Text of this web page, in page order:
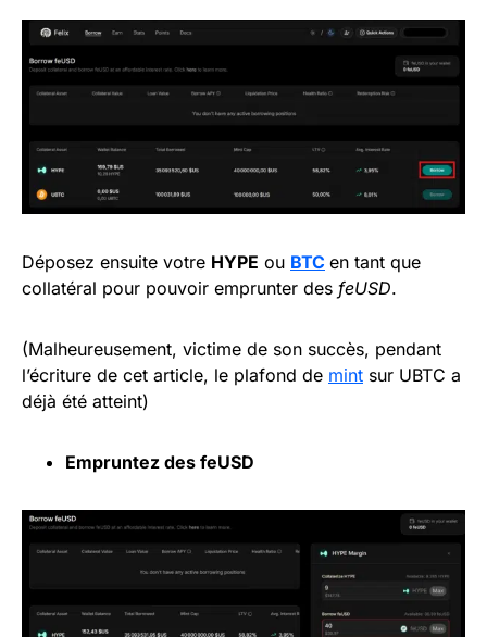
Déposez ensuite votre HYPE ou BTC en tant que
collatéral pour pouvoir emprunter des feUSD.
(Malheureusement, victime de son succès, pendant
l’écriture de cet article, le plafond de mint sur UBTC a
déjà été atteint)
Empruntez des feUSD